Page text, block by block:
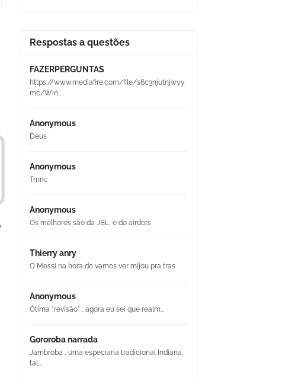
Respostas a questões
FAZERPERGUNTAS
https://www.mediafire.com/file/s6c3njutnjwyy
mc/Win...
Anonymous
Deus
Anonymous
Tmnc
Anonymous
Os melhores são da JBL, e do airdots
Thierry anry
O Messi na hora do vamos ver mijou pra tras
Anonymous
Ótima "revisão" , agora eu sei que realm...
Gororoba narrada
Jambroba , uma especiaria tradicional Indiana,
tal...